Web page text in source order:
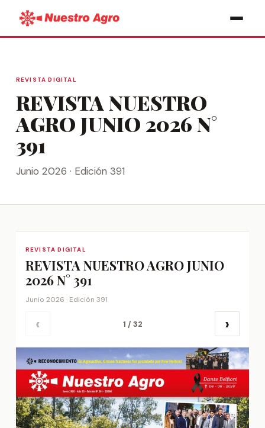
REVISTA DIGITAL
REVISTA NUESTRO
AGRO JUNIO 2026 N°
391
Junio 2026 · Edición 391
REVISTA DIGITAL
REVISTA NUESTRO AGRO JUNIO
2026 N° 391
Junio 2026 · Edición 391
‹ 1 / 32 ›